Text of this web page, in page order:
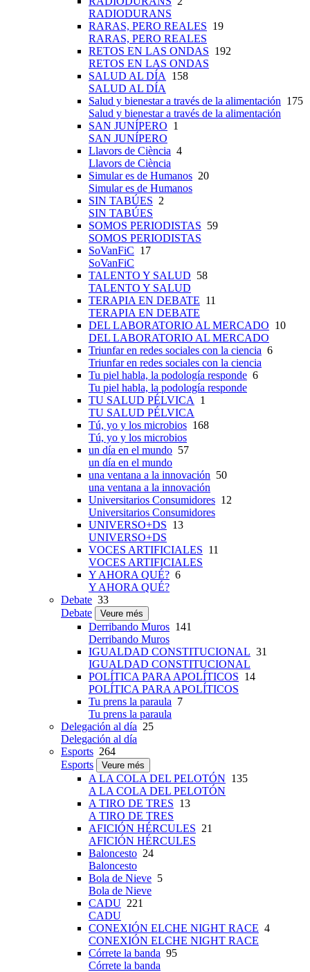
RADIODURANS
RARAS, PERO REALES 19
RARAS, PERO REALES
RETOS EN LAS ONDAS 192
RETOS EN LAS ONDAS
SALUD AL DÍA 158
SALUD AL DÍA
Salud y bienestar a través de la alimentación 175
Salud y bienestar a través de la alimentación
SAN JUNÍPERO 1
SAN JUNÍPERO
Llavors de Ciència 4
Llavors de Ciència
Simular es de Humanos 20
Simular es de Humanos
SIN TABÚES 2
SIN TABÚES
SOMOS PERIODISTAS 59
SOMOS PERIODISTAS
SoVanFiC 17
SoVanFiC
TALENTO Y SALUD 58
TALENTO Y SALUD
TERAPIA EN DEBATE 11
TERAPIA EN DEBATE
DEL LABORATORIO AL MERCADO 10
DEL LABORATORIO AL MERCADO
Triunfar en redes sociales con la ciencia 6
Triunfar en redes sociales con la ciencia
Tu piel habla, la podología responde 6
Tu piel habla, la podología responde
TU SALUD PÉLVICA 1
TU SALUD PÉLVICA
Tú, yo y los microbios 168
Tú, yo y los microbios
un día en el mundo 57
un día en el mundo
una ventana a la innovación 50
una ventana a la innovación
Universitarios Consumidores 12
Universitarios Consumidores
UNIVERSO+DS 13
UNIVERSO+DS
VOCES ARTIFICIALES 11
VOCES ARTIFICIALES
Y AHORA QUÉ? 6
Y AHORA QUÉ?
Debate 33
Debate
Veure més
Derribando Muros 141
Derribando Muros
IGUALDAD CONSTITUCIONAL 31
IGUALDAD CONSTITUCIONAL
POLÍTICA PARA APOLÍTICOS 14
POLÍTICA PARA APOLÍTICOS
Tu prens la paraula 7
Tu prens la paraula
Delegación al día 25
Delegación al día
Esports 264
Esports
Veure més
A LA COLA DEL PELOTÓN 135
A LA COLA DEL PELOTÓN
A TIRO DE TRES 13
A TIRO DE TRES
AFICIÓN HÉRCULES 21
AFICIÓN HÉRCULES
Baloncesto 24
Baloncesto
Bola de Nieve 5
Bola de Nieve
CADU 221
CADU
CONEXIÓN ELCHE NIGHT RACE 4
CONEXIÓN ELCHE NIGHT RACE
Córrete la banda 95
Córrete la banda